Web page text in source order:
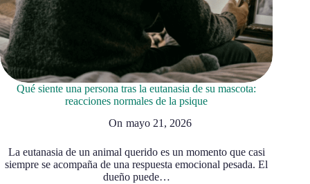
Qué siente una persona tras la eutanasia de su mascota:
reacciones normales de la psique
On mayo 21, 2026
La eutanasia de un animal querido es un momento que casi
siempre se acompaña de una respuesta emocional pesada. El
dueño puede…